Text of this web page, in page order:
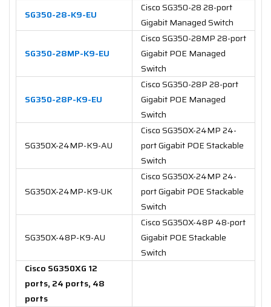
SG350-28-K9-EU
Cisco SG350-28 28-port
Gigabit Managed Switch
SG350-28MP-K9-EU
Cisco SG350-28MP 28-port
Gigabit POE Managed
Switch
SG350-28P-K9-EU
Cisco SG350-28P 28-port
Gigabit POE Managed
Switch
SG350X-24MP-K9-AU
Cisco SG350X-24MP 24-
port Gigabit POE Stackable
Switch
SG350X-24MP-K9-UK
Cisco SG350X-24MP 24-
port Gigabit POE Stackable
Switch
SG350X-48P-K9-AU
Cisco SG350X-48P 48-port
Gigabit POE Stackable
Switch
Cisco SG350XG 12
ports, 24 ports, 48
ports